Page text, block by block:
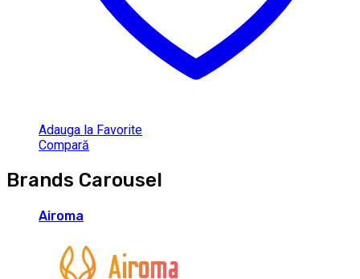
Adauga la Favorite
Compară
Brands Carousel
Airoma